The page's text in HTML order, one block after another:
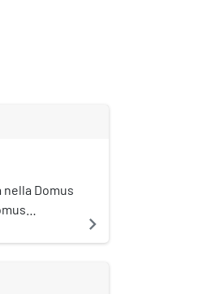
nella Domus
navigate_next